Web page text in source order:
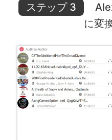
ステップ 3
に変